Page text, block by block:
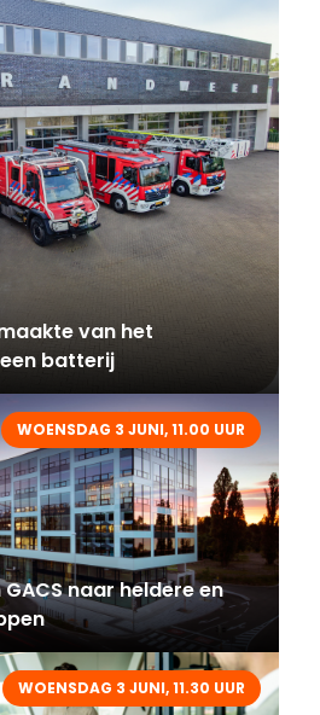
van het
batterij
WOENSDAG 3 JUNI, 11.00 UUR
naar heldere en
WOENSDAG 3 JUNI, 11.30 UUR